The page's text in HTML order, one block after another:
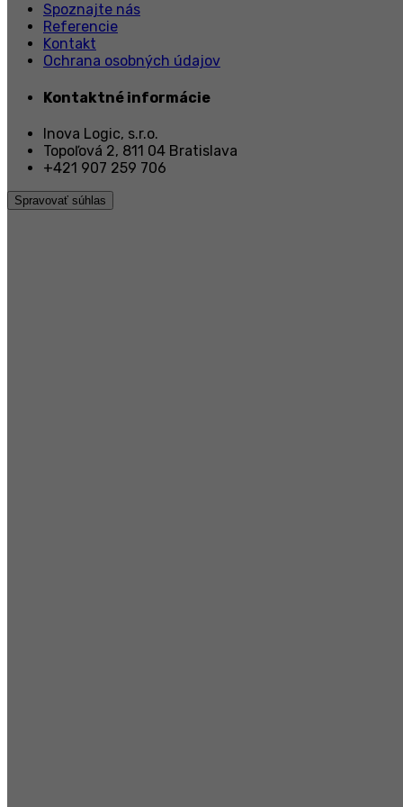
Spoznajte nás
Referencie
Kontakt
Ochrana osobných údajov
Kontaktné informácie
Inova Logic, s.r.o.
Topoľová 2, 811 04 Bratislava
+421 907 259 706
Spravovať súhlas